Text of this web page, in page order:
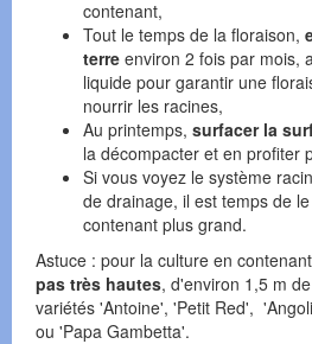
contenant,
Tout le temps de la floraison,
terre environ 2 fois par mois,
liquide pour garantir une
nourrir les racines,
Au printemps, surfacer la
la décompacter et en profiter
Si vous voyez le système
de drainage, il est temps de le
contenant plus grand.
Astuce : pour la culture en
pas très hautes, d'environ 1,5 m
variétés 'Antoine', 'Petit Red',
ou 'Papa Gambetta'.